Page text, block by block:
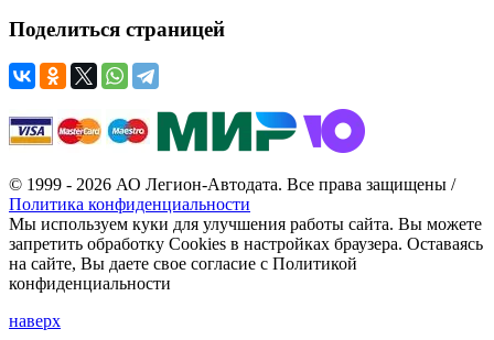
Поделиться страницей
© 1999 - 2026 АО Легион-Автодата. Все права защищены /
Политика конфиденциальности
Мы используем куки для улучшения работы сайта. Вы можете
запретить обработку Cookies в настройках браузера. Оставаясь
на сайте, Вы даете свое согласие с Политикой
конфиденциальности
наверх